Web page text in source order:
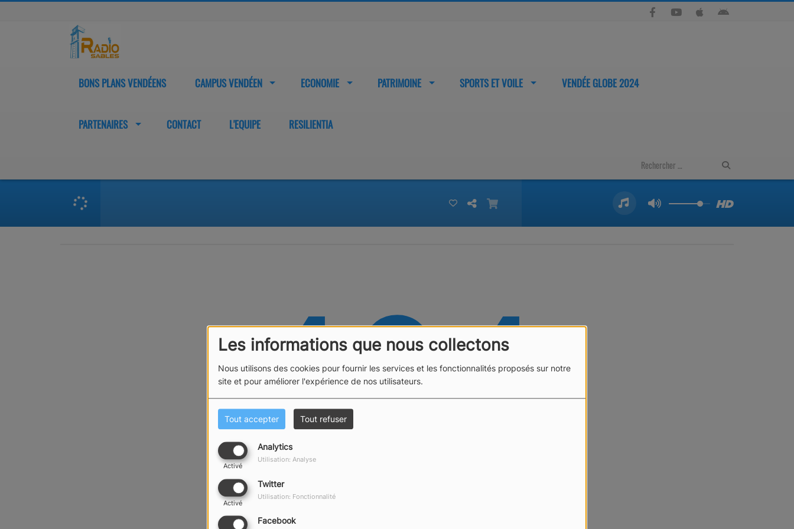
Les informations que nous collectons
Nous utilisons des cookies pour fournir les services et les fonctionnalités proposés sur notre
site et pour améliorer l'expérience de nos utilisateurs.
Tout accepter Tout refuser
Analytics
Activé
Utilisation: Analyse
Twitter
Activé
Utilisation: Fonctionnalité
Facebook
BONS PLANS VENDÉENS CAMPUS VENDÉEN ECONOMIE PATRIMOINE SPORTS ET VOILE VENDÉE GLOBE 2024
PARTENAIRES CONTACT L'EQUIPE RESILIENTIA
404
Oups, vous avez rencontré une erreur.